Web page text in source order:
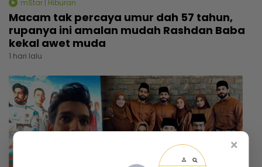
mStar | Hiburan
Macam tak percaya umur dah 57 tahun,
rupanya ini amalan mudah Rashdan Baba
kekal awet muda
1 hari lalu
×